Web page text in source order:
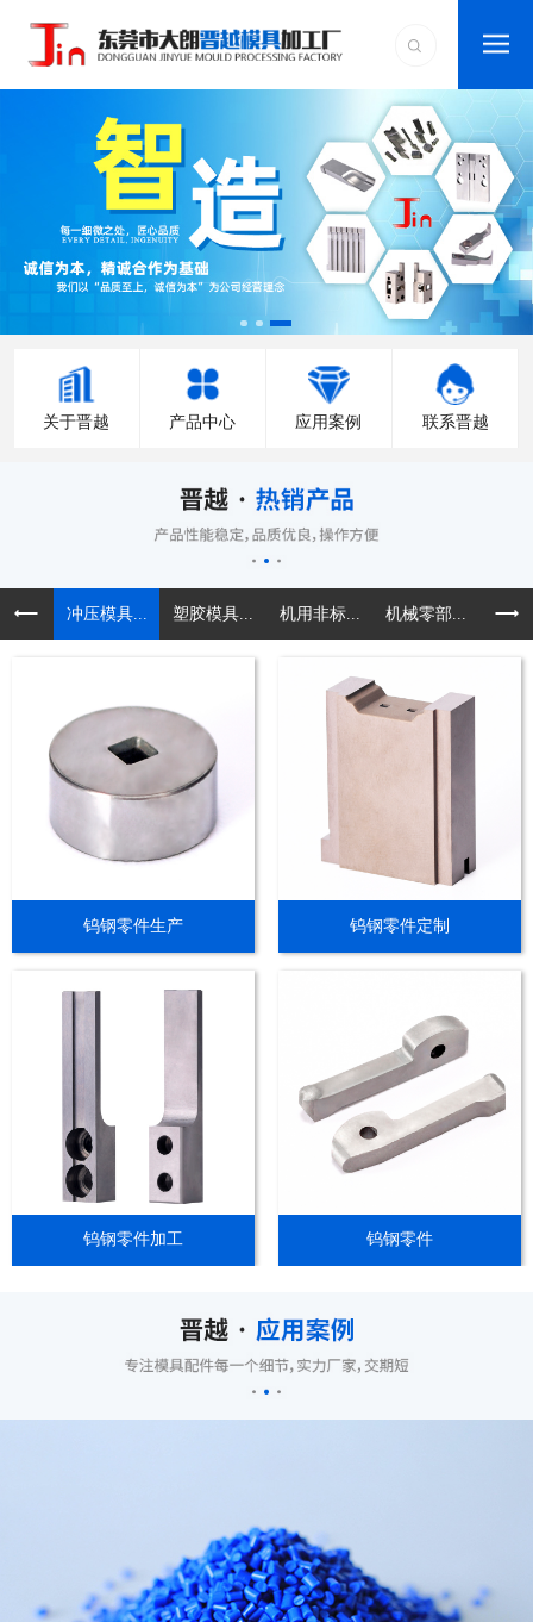
关于晋越 产品中心 应用案例 联系晋越
冲压模具... 塑胶模具... 机用非标... 机械零部... 精密
钨钢零件生产 钨钢零件定制
钨钢零件加工 钨钢零件